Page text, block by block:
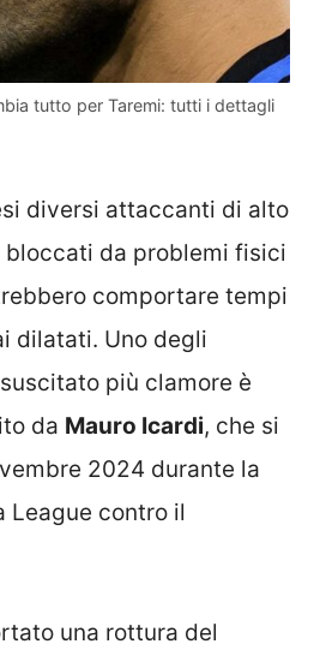
tutto per Taremi: tutti i dettagli
diversi attaccanti di alto
da problemi fisici
comportare tempi
dilatati. Uno degli
più clamore è
da Mauro Icardi, che si
2024 durante la
League contro il
una rottura del